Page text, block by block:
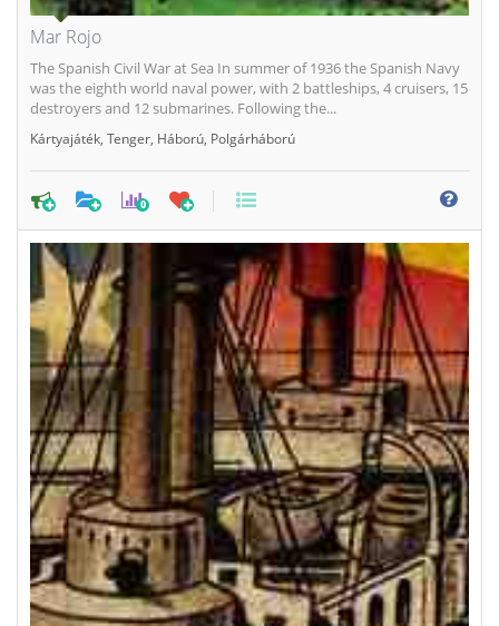
Mar Rojo
The Spanish Civil War at Sea In summer of 1936 the Spanish Navy
was the eighth world naval power, with 2 battleships, 4 cruisers, 15
destroyers and 12 submarines. Following the...
Kártyajáték Tenger Háború Polgárháború
0